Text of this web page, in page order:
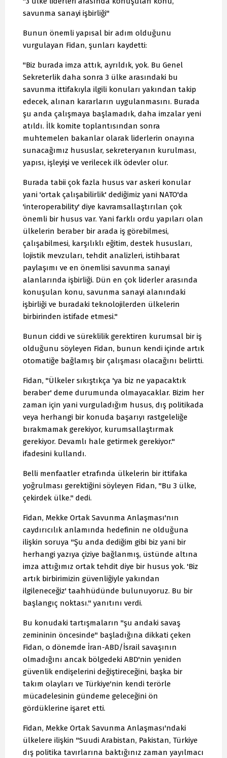
savunma sanayi işbirliği"
Bunun önemli yapısal bir adım olduğunu
vurgulayan Fidan, şunları kaydetti:
"Biz burada imza attık, ayrıldık, yok. Bu Genel
Sekreterlik daha sonra 3 ülke arasındaki bu
savunma ittifakıyla ilgili konuları yakından takip
edecek, alınan kararların uygulanmasını. Burada
şu anda çalışmaya başlamadık, daha imzalar yeni
atıldı. İlk komite toplantısından sonra
muhtemelen bakanlar olarak liderlerin onayına
sunacağımız hususlar, sekreteryanın kurulması,
yapısı, işleyişi ve verilecek ilk ödevler olur.
Burada tabii çok fazla husus var askeri konular
yani 'ortak çalışabilirlik' dediğimiz yani NATO'da
'interoperability' diye kavramsallaştırılan çok
önemli bir husus var. Yani farklı ordu yapıları olan
ülkelerin beraber bir arada iş görebilmesi,
çalışabilmesi, karşılıklı eğitim, destek hususları,
lojistik mevzuları, tehdit analizleri, istihbarat
paylaşımı ve en önemlisi savunma sanayi
alanlarında işbirliği. Dün en çok liderler arasında
konuşulan konu, savunma sanayi alanındaki
işbirliği ve buradaki teknolojilerden ülkelerin
birbirinden istifade etmesi."
Bunun ciddi ve süreklilik gerektiren kurumsal bir iş
olduğunu söyleyen Fidan, bunun kendi içinde artık
otomatiğe bağlamış bir çalışması olacağını belirtti.
Fidan, "Ülkeler sıkıştıkça 'ya biz ne yapacaktık
beraber' deme durumunda olmayacaklar. Bizim her
zaman için yani vurguladığım husus, dış politikada
veya herhangi bir konuda başarıyı rastgeleliğe
bırakmamak gerekiyor, kurumsallaştırmak
gerekiyor. Devamlı hale getirmek gerekiyor."
ifadesini kullandı.
Belli menfaatler etrafında ülkelerin bir ittifaka
yoğrulması gerektiğini söyleyen Fidan, "Bu 3 ülke,
çekirdek ülke." dedi.
Fidan, Mekke Ortak Savunma Anlaşması'nın
caydırıcılık anlamında hedefinin ne olduğuna
ilişkin soruya "Şu anda dediğim gibi biz yani bir
herhangi yazıya çiziye bağlanmış, üstünde altına
imza attığımız ortak tehdit diye bir husus yok. 'Biz
artık birbirimizin güvenliğiyle yakından
ilgileneceğiz' taahhüdünde bulunuyoruz. Bu bir
başlangıç noktası." yanıtını verdi.
Bu konudaki tartışmaların "şu andaki savaş
zemininin öncesinde" başladığına dikkati çeken
Fidan, o dönemde İran-ABD/İsrail savaşının
olmadığını ancak bölgedeki ABD'nin yeniden
güvenlik endişelerini değiştireceğini, başka bir
takım olayları ve Türkiye'nin kendi terörle
mücadelesinin gündeme geleceğini ön
gördüklerine işaret etti.
Fidan, Mekke Ortak Savunma Anlaşması'ndaki
ülkelere ilişkin "Suudi Arabistan, Pakistan, Türkiye
dış politika tavırlarına baktığınız zaman yayılmacı